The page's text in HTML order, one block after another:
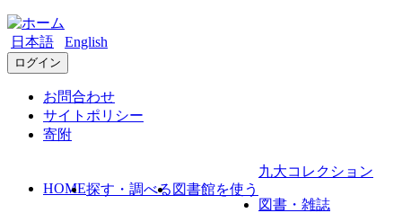
日本語 English
ログイン
お問合わせ
サイトポリシー
寄附
HOME探す・調べる 図書館を使う
九大コレクション
図書・雑誌